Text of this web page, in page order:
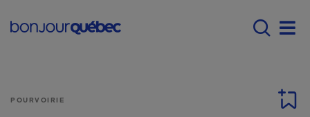
Main navigation -
POURVOIRIE